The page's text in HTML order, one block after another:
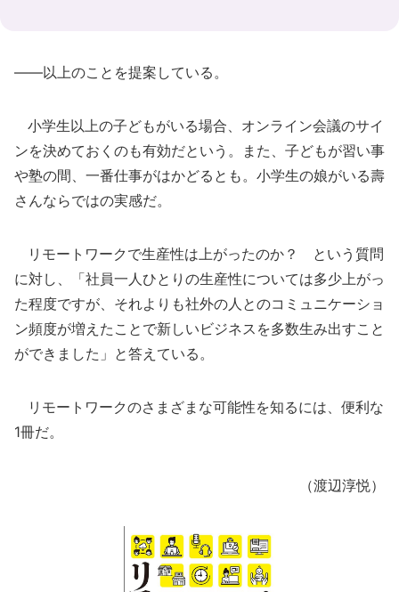
――以上のことを提案している。
小学生以上の子どもがいる場合、オンライン会議のサイ
ンを決めておくのも有効だという。また、子どもが習い事
や塾の間、一番仕事がはかどるとも。小学生の娘がいる壽
さんならではの実感だ。
リモートワークで生産性は上がったのか？ という質問
に対し、「社員一人ひとりの生産性については多少上がっ
た程度ですが、それよりも社外の人とのコミュニケーショ
ン頻度が増えたことで新しいビジネスを多数生み出すこと
ができました」と答えている。
リモートワークのさまざまな可能性を知るには、便利な
1冊だ。
（渡辺淳悦）